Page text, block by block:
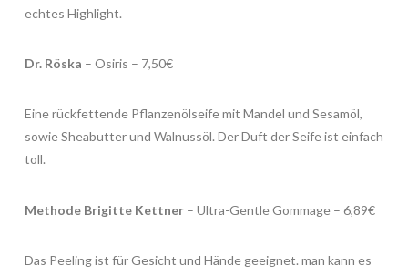
echtes Highlight.
Dr. Röska – Osiris – 7,50€
Eine rückfettende Pflanzenölseife mit Mandel und Sesamöl,
sowie Sheabutter und Walnussöl. Der Duft der Seife ist einfach
toll.
Methode Brigitte Kettner– Ultra-Gentle Gommage – 6,89€
Das Peeling ist für Gesicht und Hände geeignet. man kann es